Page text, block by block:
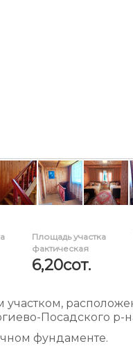
Площадь участка
фактическая
6,20сот.
Посадского р-
фундаменте.